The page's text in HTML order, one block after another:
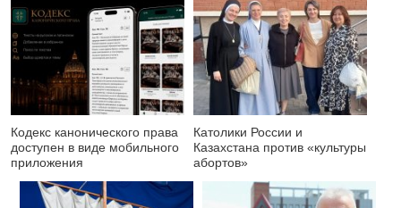
Кодекс канонического права
доступен в виде мобильного
приложения
Католики России и
Казахстана против «культуры
абортов»